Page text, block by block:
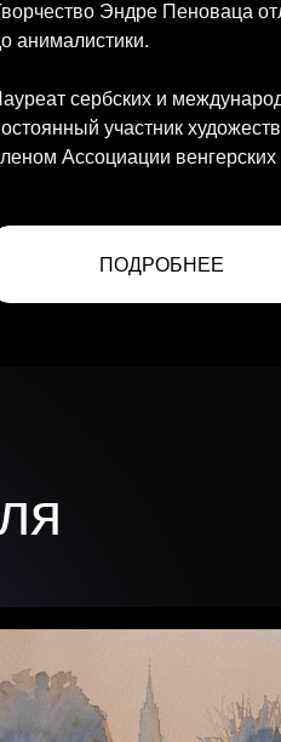
Эндре Пеноваца
анималистики.
сербских и
участник
Ассоциации
ПОДРОБНЕЕ